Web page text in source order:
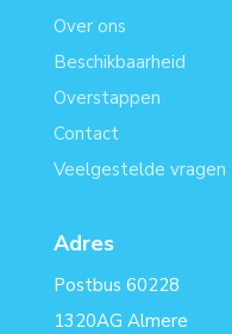
Over ons
Beschikbaarheid
Overstappen
Contact
Veelgestelde vragen
Adres
Postbus 60228
1320AG Almere